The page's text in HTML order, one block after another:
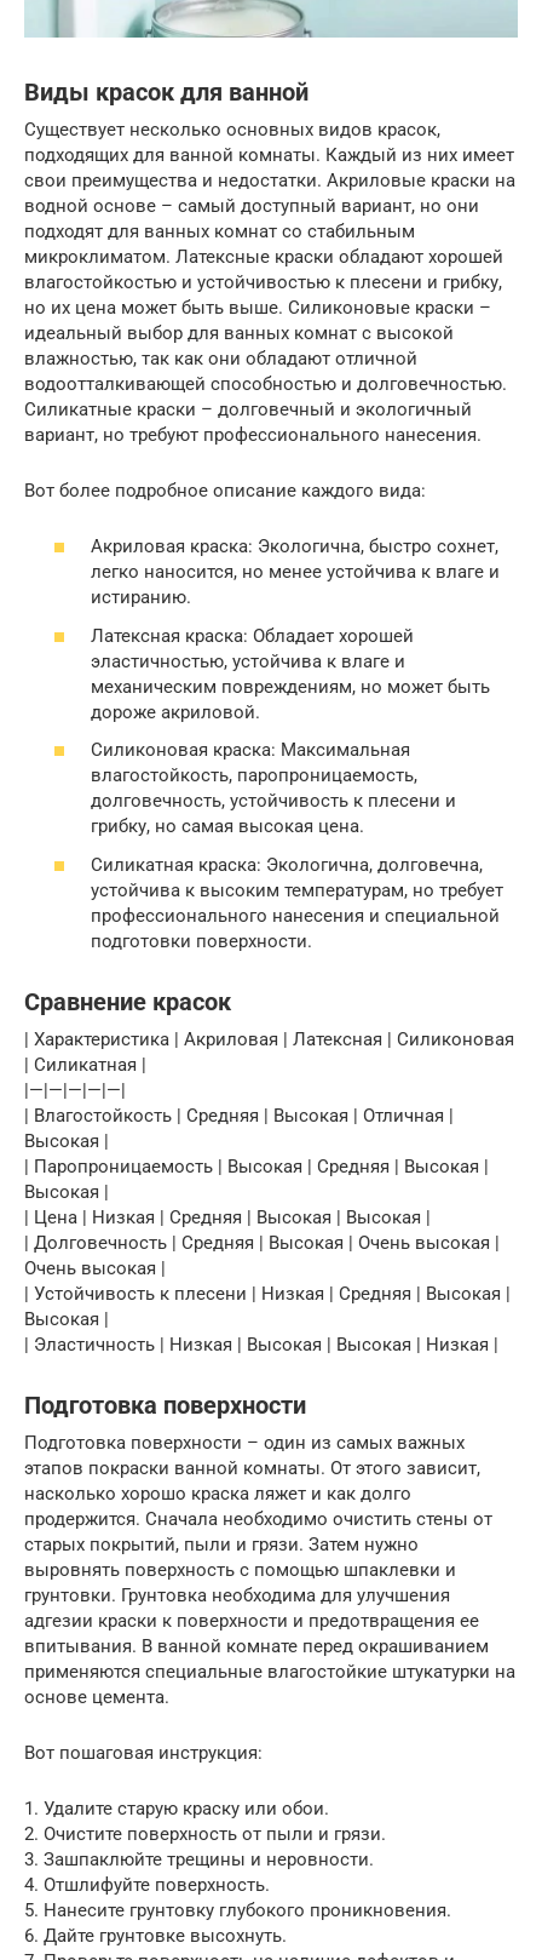
Виды красок для ванной
Существует несколько основных видов красок,
подходящих для ванной комнаты. Каждый из них имеет
свои преимущества и недостатки. Акриловые краски на
водной основе – самый доступный вариант, но они
подходят для ванных комнат со стабильным
микроклиматом. Латексные краски обладают хорошей
влагостойкостью и устойчивостью к плесени и грибку,
но их цена может быть выше. Силиконовые краски –
идеальный выбор для ванных комнат с высокой
влажностью, так как они обладают отличной
водоотталкивающей способностью и долговечностью.
Силикатные краски – долговечный и экологичный
вариант, но требуют профессионального нанесения.
Вот более подробное описание каждого вида:
Акриловая краска: Экологична, быстро сохнет,
легко наносится, но менее устойчива к влаге и
истиранию.
Латексная краска: Обладает хорошей
эластичностью, устойчива к влаге и
механическим повреждениям, но может быть
дороже акриловой.
Силиконовая краска: Максимальная
влагостойкость, паропроницаемость,
долговечность, устойчивость к плесени и
грибку, но самая высокая цена.
Силикатная краска: Экологична, долговечна,
устойчива к высоким температурам, но требует
профессионального нанесения и специальной
подготовки поверхности.
Сравнение красок
| Характеристика | Акриловая | Латексная | Силиконовая
| Силикатная |
|—|—|—|—|—|
| Влагостойкость | Средняя | Высокая | Отличная |
Высокая |
| Паропроницаемость | Высокая | Средняя | Высокая |
Высокая |
| Цена | Низкая | Средняя | Высокая | Высокая |
| Долговечность | Средняя | Высокая | Очень высокая |
Очень высокая |
| Устойчивость к плесени | Низкая | Средняя | Высокая |
Высокая |
| Эластичность | Низкая | Высокая | Высокая | Низкая |
Подготовка поверхности
Подготовка поверхности – один из самых важных
этапов покраски ванной комнаты. От этого зависит,
насколько хорошо краска ляжет и как долго
продержится. Сначала необходимо очистить стены от
старых покрытий, пыли и грязи. Затем нужно
выровнять поверхность с помощью шпаклевки и
грунтовки. Грунтовка необходима для улучшения
адгезии краски к поверхности и предотвращения ее
впитывания. В ванной комнате перед окрашиванием
применяются специальные влагостойкие штукатурки на
основе цемента.
Вот пошаговая инструкция:
1. Удалите старую краску или обои.
2. Очистите поверхность от пыли и грязи.
3. Зашпаклюйте трещины и неровности.
4. Отшлифуйте поверхность.
5. Нанесите грунтовку глубокого проникновения.
6. Дайте грунтовке высохнуть.